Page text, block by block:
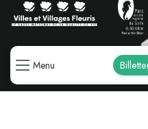
Menu